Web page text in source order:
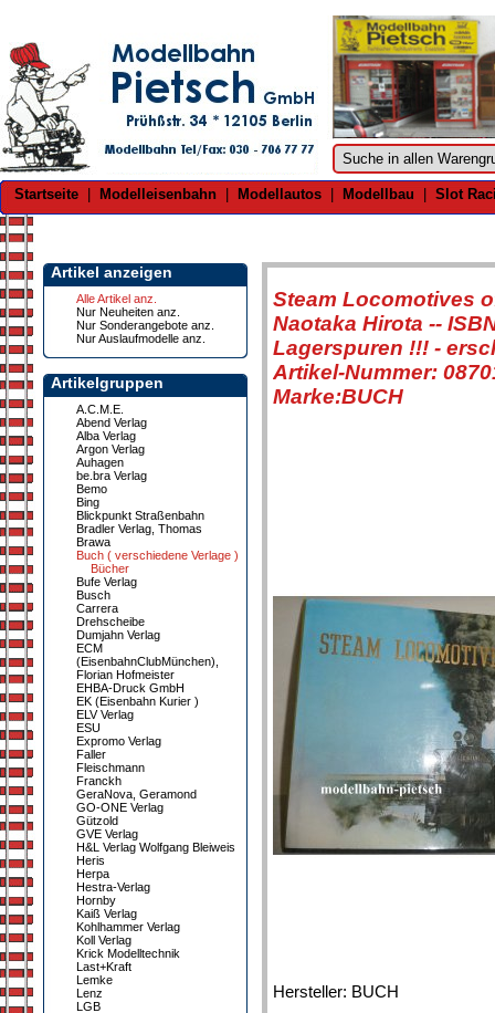
Startseite Modelleisenbahn Modellautos Modellbau Slot
Artikel anzeigen
Alle Artikel anz.
Nur Neuheiten anz.
Nur Sonderangebote anz.
Nur Auslaufmodelle anz.
Artikelgruppen
A.C.M.E.
Abend Verlag
Alba Verlag
Argon Verlag
Auhagen
be.bra Verlag
Bemo
Bing
Blickpunkt Straßenbahn
Bradler Verlag, Thomas
Brawa
Buch ( verschiedene Verlage )
Bücher
Bufe Verlag
Busch
Carrera
Drehscheibe
Dumjahn Verlag
ECM
(EisenbahnClubMünchen),
Florian Hofmeister
EHBA-Druck GmbH
EK (Eisenbahn Kurier )
ELV Verlag
ESU
Expromo Verlag
Faller
Fleischmann
Franckh
GeraNova, Geramond
GO-ONE Verlag
Gützold
GVE Verlag
H&L Verlag Wolfgang Bleiweis
Heris
Herpa
Hestra-Verlag
Hornby
Kaiß Verlag
Kohlhammer Verlag
Koll Verlag
Krick Modelltechnik
Last+Kraft
Lemke
Lenz
LGB
Steam Locomotives
Naotaka Hirota --
Lagerspuren !!! -
Artikel-Nummer:
Marke:BUCH
Hersteller: BUCH